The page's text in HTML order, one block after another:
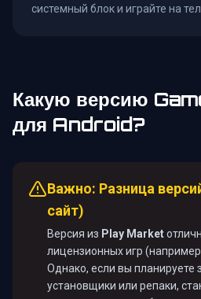
системный блок и играйте на
Какую версию
для Android?
Важно: Разница
сайт)
Версия из Play Market
лицензионных игр
Однако, если вы планируете
установщики или репаки,